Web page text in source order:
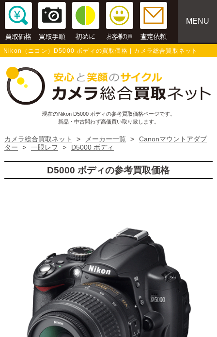
MENU
Nikon（ニコン）D5000 ボディの買取価格 | カメラ総合買取ネット
現在のNikon D5000 ボディの参考買取価格ページです。
新品・中古問わず高価買い取り致します。
カメラ総合買取ネット > メーカー一覧 >
Canonマウントアダプ
ター
> 一眼レフ > D5000 ボディ
D5000 ボディの参考買取価格